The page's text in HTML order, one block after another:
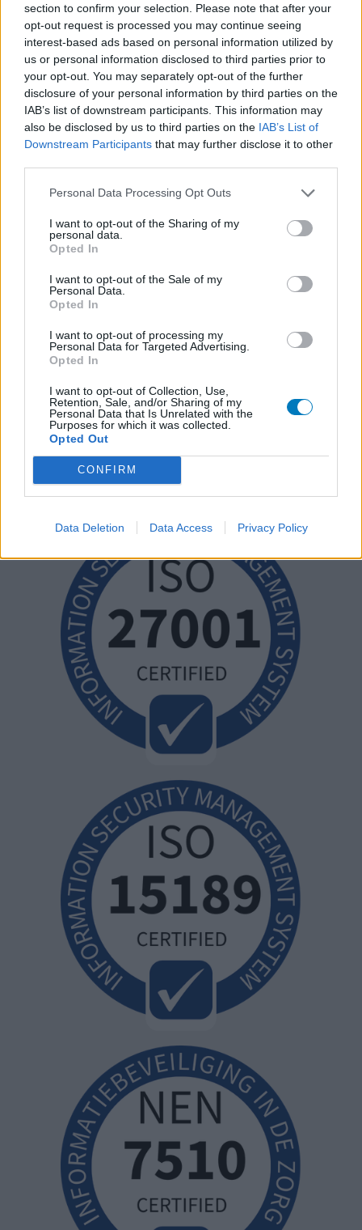
section to confirm your selection. Please note that after your
opt-out request is processed you may continue seeing
interest-based ads based on personal information utilized by
us or personal information disclosed to third parties prior to
your opt-out. You may separately opt-out of the further
disclosure of your personal information by third parties on the
IAB’s list of downstream participants. This information may
also be disclosed by us to third parties on the IAB’s List of
Downstream Participants that may further disclose it to other
Personal Data Processing Opt Outs
I want to opt-out of the Sharing of my
personal data.
Opted In
I want to opt-out of the Sale of my
Personal Data.
Opted In
I want to opt-out of processing my
Personal Data for Targeted Advertising.
Opted In
I want to opt-out of Collection, Use,
Retention, Sale, and/or Sharing of my
Personal Data that Is Unrelated with the
Purposes for which it was collected.
Opted Out
CONFIRM
Data Deletion Data Access Privacy Policy
Les évaluations de cette page sont écrites par les utilisateurs
eux-mêmes ; ces avis sont d’abord lus, et éventuellement
adaptés afin de répondre à nos standards en ce qui concerne
l’évaluation d’un médicament, avant d’être approuvés. Pour
partager des évaluations, il n’est pas nécessaire de posséder
des connaissances médicales. De cette façon, les évaluations
reflètent seulement une image fidèle des expériences propres
aux utilisateurs et pas celle du propriétaire de ce site web.
N’oubliez-pas que les expériences peuvent varier selon les
individus et que pour tout avis médical, il faut toujours prendre
contact avec votre médecin ou votre pharmacien.